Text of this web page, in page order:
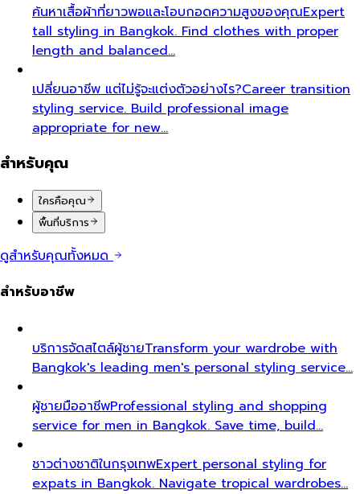
ค้นหาเสื้อผ้าที่ยาวพอและโอบกอดความสูงของคุณExpert
tall styling in Bangkok. Find clothes with proper
length and balanced…
เปลี่ยนอาชีพ แต่ไม่รู้จะแต่งตัวอย่างไร?Career transition
styling service. Build professional image
appropriate for new…
สำหรับคุณ
ใครคือคุณ
พื้นที่บริการ
ดูสำหรับคุณทั้งหมด
สำหรับอาชีพ
บริการจัดสไตล์ผู้ชายTransform your wardrobe with
Bangkok's leading men's personal styling service…
ผู้ชายมืออาชีพProfessional styling and shopping
service for men in Bangkok. Save time, build…
ชาวต่างชาติในกรุงเทพExpert personal styling for
expats in Bangkok. Navigate tropical wardrobes…